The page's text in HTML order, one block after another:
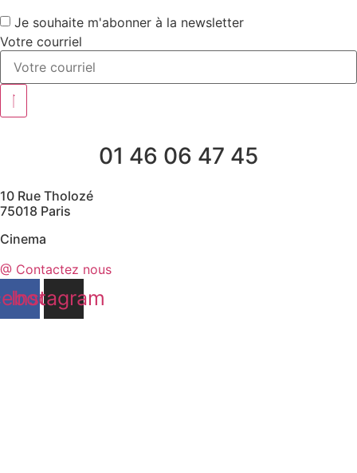
Je souhaite m'abonner à la newsletter
Votre courriel
01 46 06 47 45
10 Rue Tholozé
75018 Paris
Cinema
@ Contactez nous
Instagram